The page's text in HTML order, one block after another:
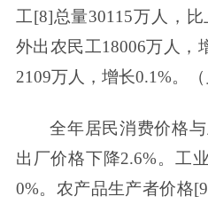
工[8]总量30115万人，比
外出农民工18006万人，
2109万人，增长0.1%。（
全年居民消费价格
出厂价格下降2.6%。工
0%。农产品生产者价格